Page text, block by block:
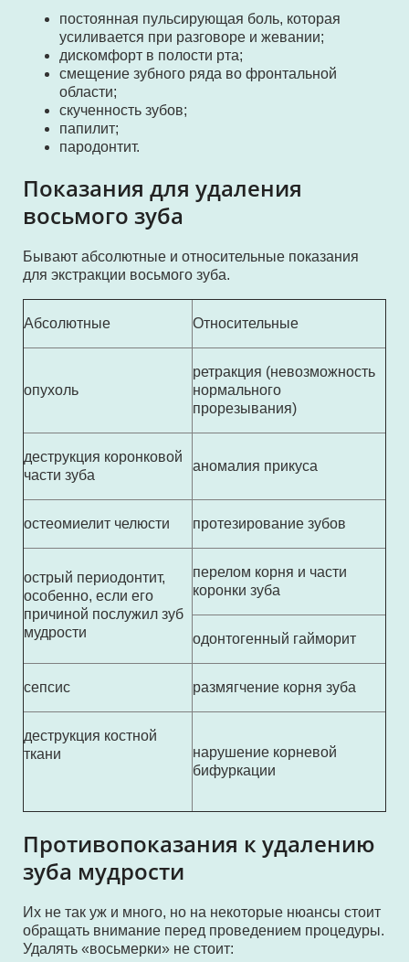
постоянная пульсирующая боль, которая
усиливается при разговоре и жевании;
дискомфорт в полости рта;
смещение зубного ряда во фронтальной
области;
скученность зубов;
папилит;
пародонтит.
Показания для удаления
восьмого зуба
Бывают абсолютные и относительные показания
для экстракции восьмого зуба.
Абсолютные Относительные
опухоль
ретракция (невозможность
нормального
прорезывания)
деструкция коронковой
части зуба
аномалия прикуса
остеомиелит челюсти протезирование зубов
острый периодонтит,
особенно, если его
причиной послужил зуб
мудрости
перелом корня и части
коронки зуба
одонтогенный гайморит
сепсис размягчение корня зуба
деструкция костной
ткани
нарушение корневой
бифуркации
Противопоказания к удалению
зуба мудрости
Их не так уж и много, но на некоторые нюансы стоит
обращать внимание перед проведением процедуры.
Удалять «восьмерки» не стоит: